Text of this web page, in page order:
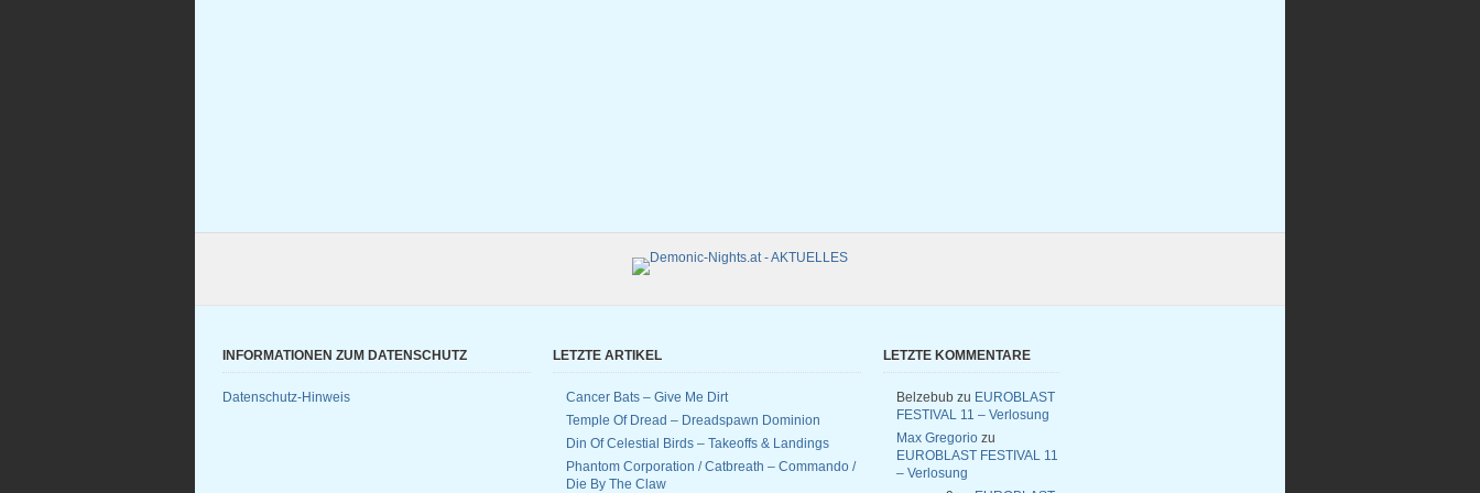
INFORMATIONEN ZUM DATENSCHUTZ
Datenschutz-Hinweis
LETZTE ARTIKEL
Cancer Bats – Give Me Dirt
Temple Of Dread – Dreadspawn Dominion
Din Of Celestial Birds – Takeoffs & Landings
Phantom Corporation / Catbreath – Commando /
Die By The Claw
LETZTE KOMMENTARE
Belzebub zu EUROBLAST
FESTIVAL 11 – Verlosung
Max Gregorio zu
EUROBLAST FESTIVAL 11
– Verlosung